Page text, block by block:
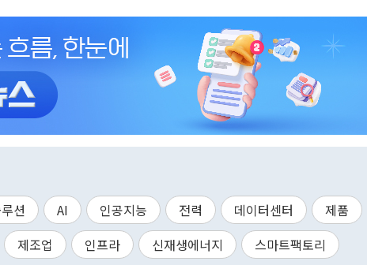
션 AI 인공지능 전력 데이터센터
제품
제조업 인프라 신재생에너지 스마트팩토리